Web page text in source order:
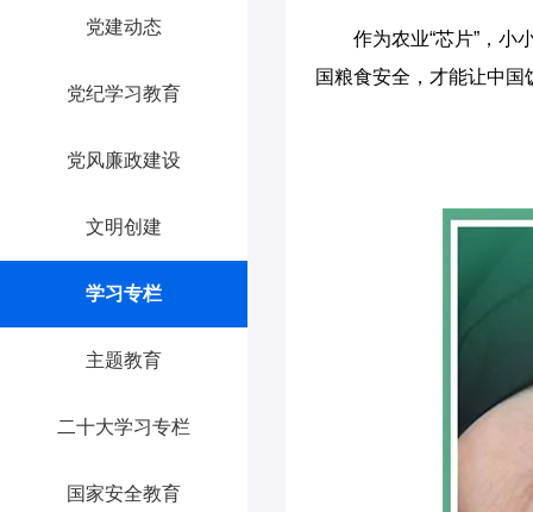
党建动态
党纪学习教育
党风廉政建设
文明创建
学习专栏
主题教育
二十大学习专栏
国家安全教育
作为农业“芯片”，小
国粮食安全，才能让中国